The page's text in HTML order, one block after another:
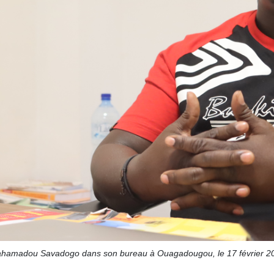
Savadogo dans son bureau à Ouagadougou, le 17 février